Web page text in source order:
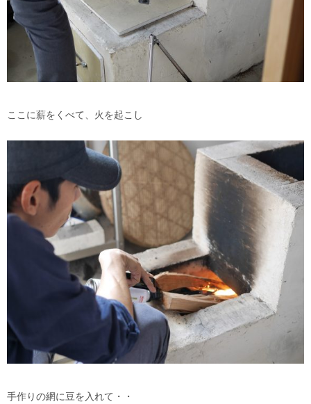
ここに薪をくべて、火を起こし
手作りの網に豆を入れて・・